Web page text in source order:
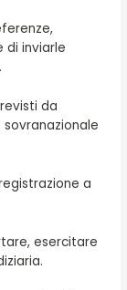
di inviarle
da
a
esercitare